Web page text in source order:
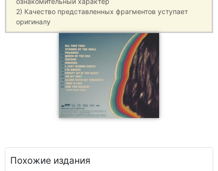
2) Качество представленных фрагментов уступает
оригиналу
Похожие издания